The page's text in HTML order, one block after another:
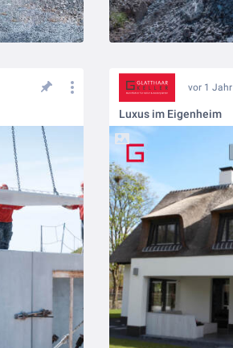
vor 1 Jahr
Luxus im Eigenheim